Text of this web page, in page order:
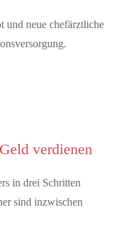
und neue chefärztliche
verdienen
in drei Schritten
sind inzwischen